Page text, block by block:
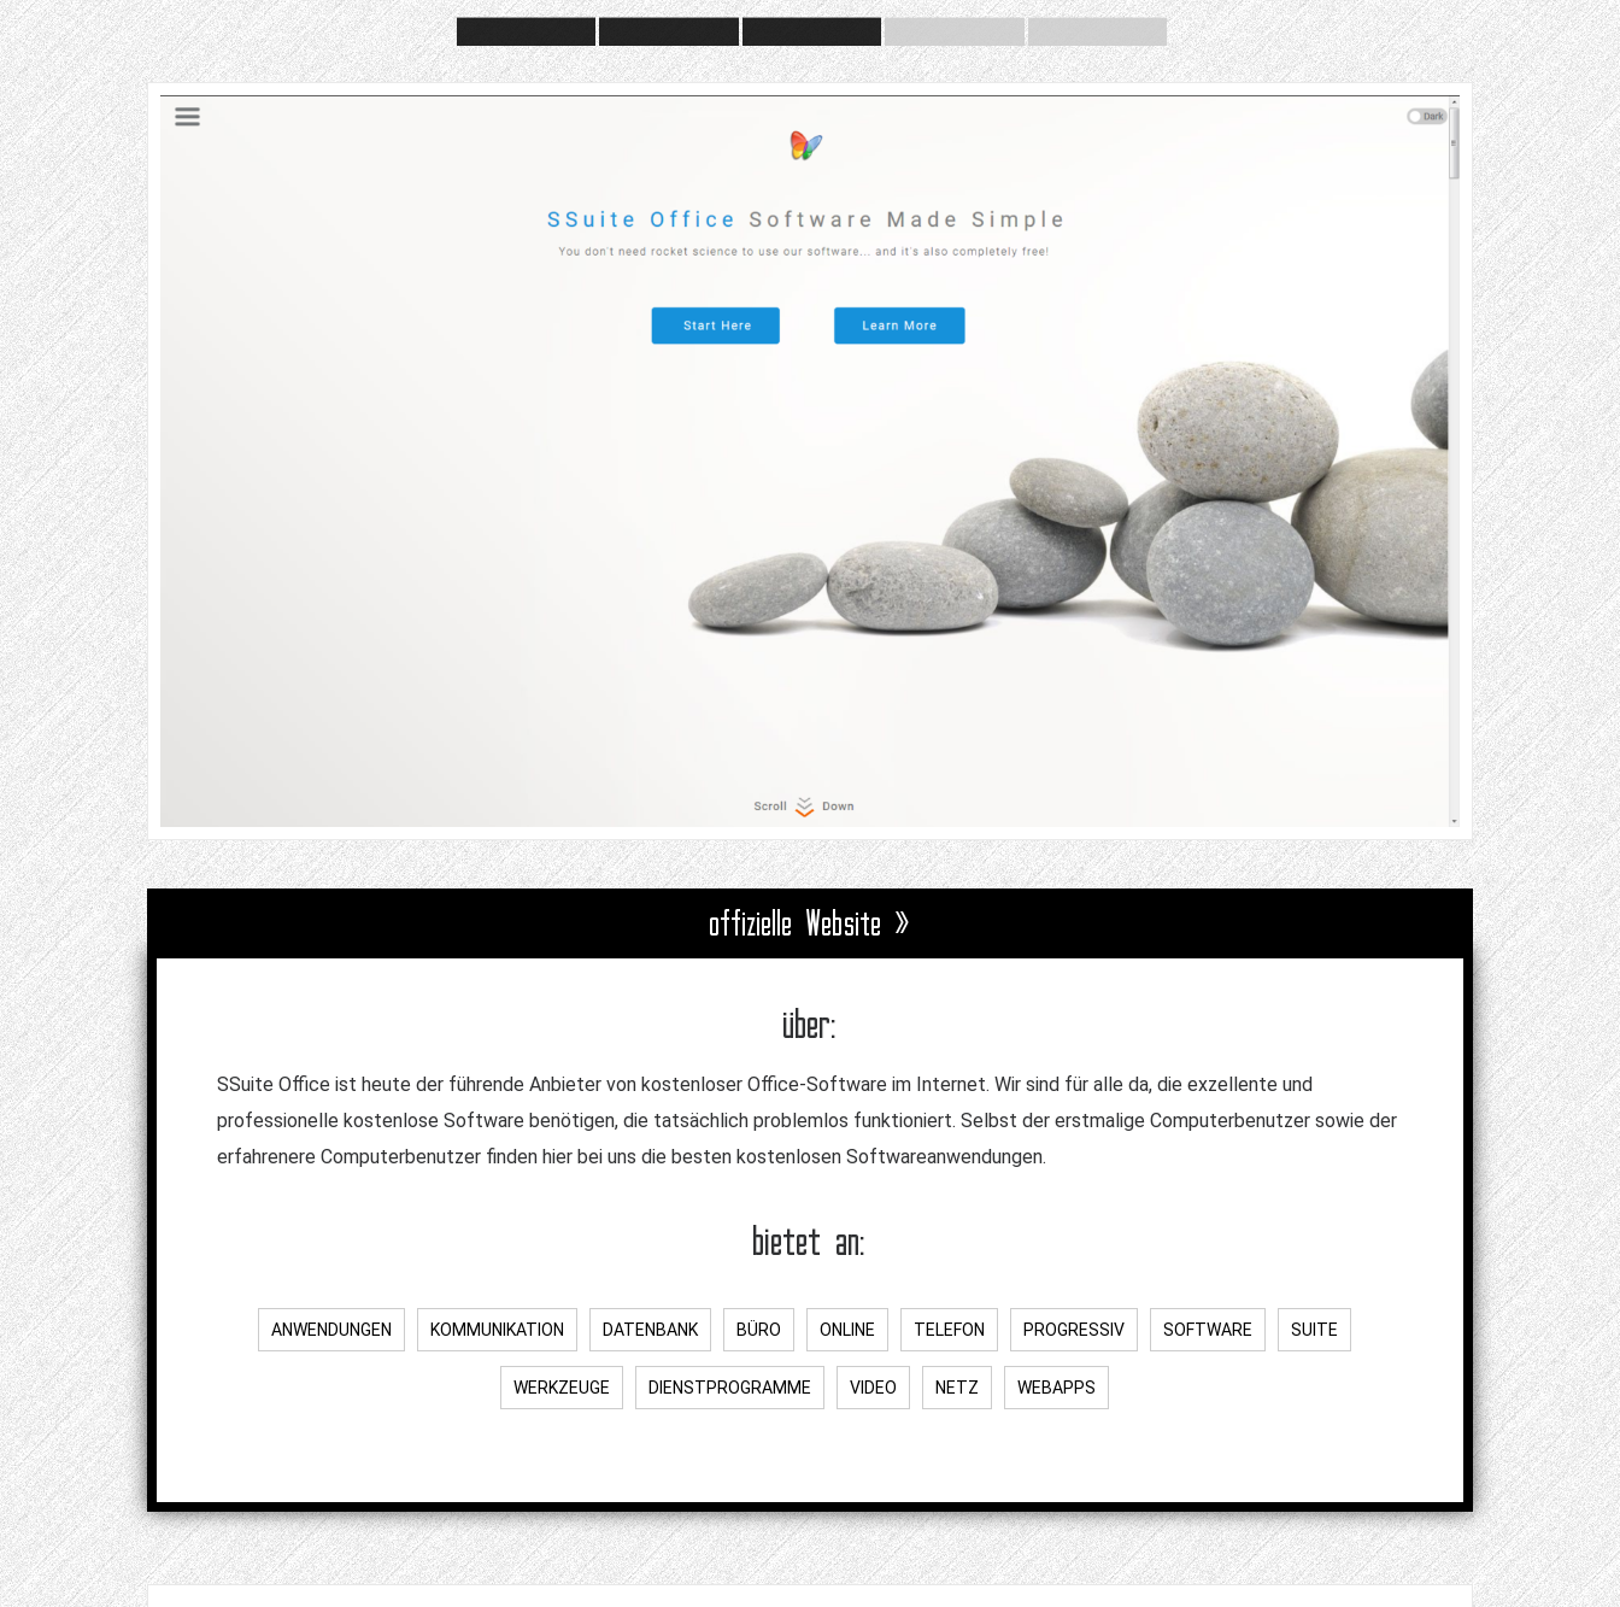
offizielle Website »
über:
SSuite Office ist heute der führende Anbieter von kostenloser Office-Software im Internet. Wir sind für alle da, die exzellente und
professionelle kostenlose Software benötigen, die tatsächlich problemlos funktioniert. Selbst der erstmalige Computerbenutzer sowie der
erfahrenere Computerbenutzer finden hier bei uns die besten kostenlosen Softwareanwendungen.
bietet an:
ANWENDUNGEN KOMMUNIKATION DATENBANK BÜRO ONLINE TELEFON PROGRESSIV SOFTWARE SUITE
WERKZEUGE DIENSTPROGRAMME VIDEO NETZ WEBAPPS